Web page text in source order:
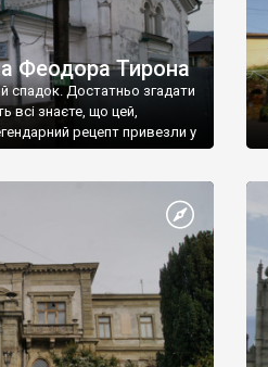
Феодора Тирона
спадок. Достатньо згадати
всі знаєте, що цей,
рецепт привезли у